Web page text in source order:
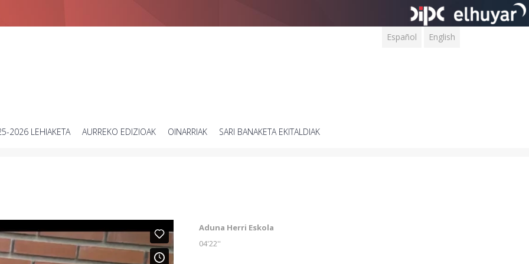
Español English
2026 LEHIAKETA AURREKO EDIZIOAK OINARRIAK SARI BANAKETA EKITALDIAK
Aduna Herri Eskola
04'22''